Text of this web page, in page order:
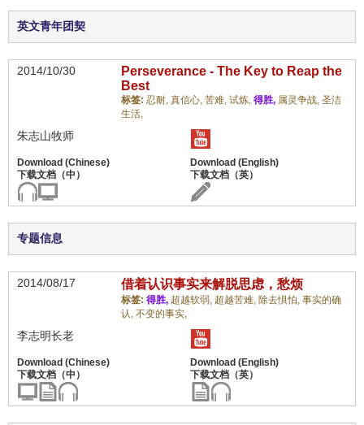
英文青年团契
2014/10/30
Perseverance - The Key to Reap the
Best
标签: 忍耐, 真信心, 苦难, 试炼, 得胜, 属灵争战, 圣洁
生活,
朱志山牧师
专题信息
2014/08/17 借着认识事实来解脱思虑，愁烦
标签: 得胜, 超越软弱, 超越苦难, 除去惧怕, 事实的确
认, 不变的事实,
李志明长老